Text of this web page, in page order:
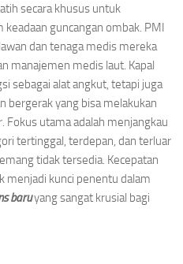
secara khusus untuk
guncangan ombak. PMI
dan tenaga medis mereka
manajemen medis laut. Kapal
sebagai alat angkut, tetapi juga
bergerak yang bisa melakukan
Fokus utama adalah menjangkau
tertinggal, terdepan, dan terluar
tidak tersedia. Kecepatan
menjadi kunci penentu dalam
baruyang sangat krusial bagi